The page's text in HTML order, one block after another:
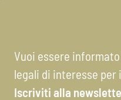
Vuoi essere
legali di interesse per
Iscriviti alla